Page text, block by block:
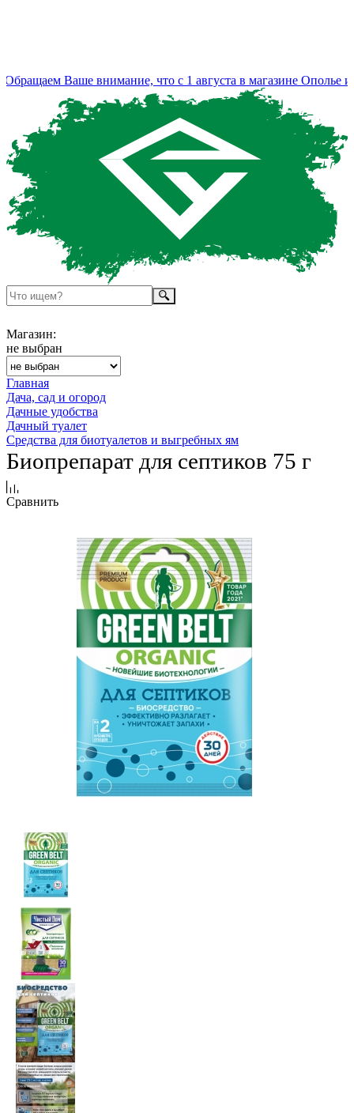
Ваше внимание, что с 1 августа в магазине Ополье
Магазин:
не выбран
Главная
Дача, сад и огород
Дачные удобства
Дачный туалет
Средства для биотуалетов и выгребных ям
Биопрепарат для септиков 75 г
Сравнить